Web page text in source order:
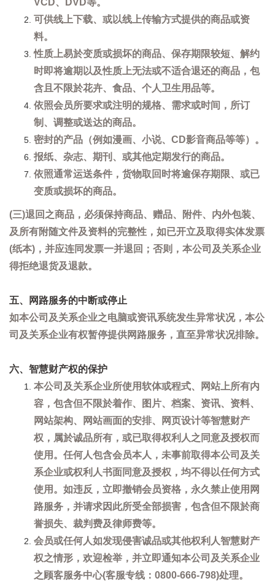
VCD、DVD等。
可供线上下载、或以线上传输方式提供的商品或资
料。
性质上易於变质或损坏的商品、保存期限较短、解约
时即将逾期以及性质上无法或不适合退还的商品，包
含且不限於花卉、食品、个人卫生用品等。
依照会员所要求或注明的规格、需求或时间，所订
制、调整或送达的商品。
密封的产品（例如漫画、小说、CD影音商品等等）。
报纸、杂志、期刊、或其他定期发行的商品。
依照通常运送条件，货物取回时将逾保存期限、或已
变质或损坏的商品。
(三)退回之商品，必须保持商品、赠品、附件、内外包装、
及所有附随文件及资料的完整性，如已开立及取得实体发票
(纸本)，并应连同发票一并退回；否则，本公司及关系企业
得拒绝退货及退款。
五、网路服务的中断或停止
如本公司及关系企业之电脑或资讯系统发生异常状况，本公
司及关系企业有权暂停提供网路服务，直至异常状况排除。
六、智慧财产权的保护
本公司及关系企业所使用软体或程式、网站上所有内
容，包含但不限於着作、图片、档案、资讯、资料、
网站架构、网站画面的安排、网页设计等智慧财产
权，属於诚品所有，或已取得权利人之同意及授权而
使用。任何人包含会员本人，未事前取得本公司及关
系企业或权利人书面同意及授权，均不得以任何方式
使用。如违反，立即撤销会员资格，永久禁止使用网
路服务，并请求因此所受全部损害，包含但不限於商
誉损失、裁判费及律师费等。
会员或任何人如发现侵害诚品或其他权利人智慧财产
权之情形，欢迎检举，并立即通知本公司及关系企业
之顾客服务中心(客服专线：0800-666-798)处理。